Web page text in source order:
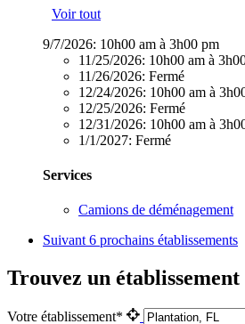
Voir tout
9/7/2026: 10h00 am à 3h00 pm
11/25/2026: 10h00 am à
11/26/2026: Fermé
12/24/2026: 10h00 am à
12/25/2026: Fermé
12/31/2026: 10h00 am à
1/1/2027: Fermé
Services
Camions de déménagement
Suivant 6 prochains établissements
Trouvez un
Votre établissement*